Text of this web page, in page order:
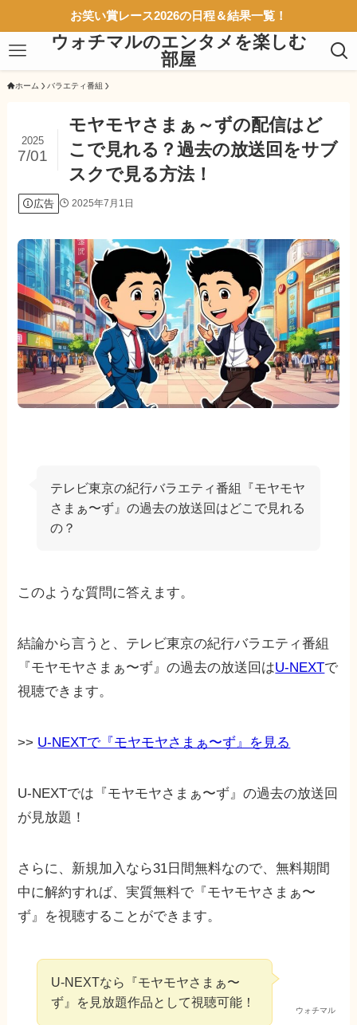
お笑い賞レース2026の日程＆結果一覧！
ウォチマルのエンタメを楽しむ
部屋
ホーム バラエティ番組
モヤモヤさまぁ～ずの配信はど
こで見れる？過去の放送回をサブ
スクで見る方法！
2025
7/01
広告 2025年7月1日
テレビ東京の紀行バラエティ番組『モヤモヤ
さまぁ〜ず』の過去の放送回はどこで見れる
の？
このような質問に答えます。
結論から言うと、テレビ東京の紀行バラエティ番組
『モヤモヤさまぁ〜ず』の過去の放送回はU-NEXTで
視聴できます。
>> U-NEXTで『モヤモヤさまぁ〜ず』を見る
U-NEXTでは『モヤモヤさまぁ〜ず』の過去の放送回
が見放題！
さらに、新規加入なら31日間無料なので、無料期間
中に解約すれば、実質無料で『モヤモヤさまぁ〜
ず』を視聴することができます。
ウォチマル
U-NEXTなら『モヤモヤさまぁ〜
ず』を見放題作品として視聴可能！